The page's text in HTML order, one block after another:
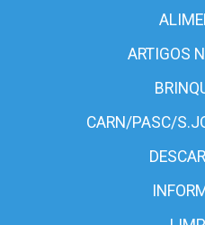
ARTIGOS
CARN/PASC/